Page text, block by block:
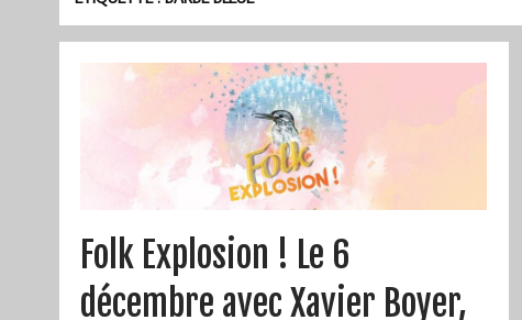
Folk Explosion ! Le 6
décembre avec Xavier Boyer,